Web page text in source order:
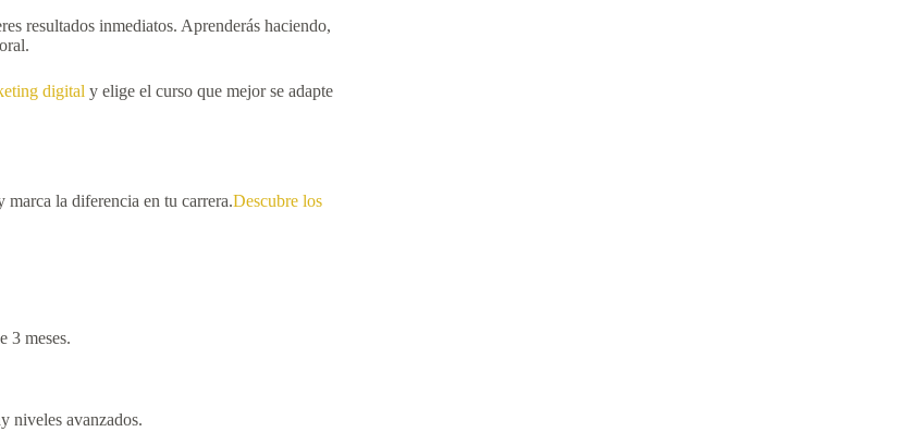
resultados inmediatos. Aprenderás haciendo,
digital y elige el curso que mejor se adapte
marca la diferencia en tu carrera.Descubre los
3 meses.
niveles avanzados.